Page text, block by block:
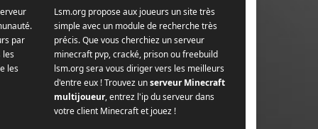
par
les
les
Lsm.org propose aux joueurs un site très
simple avec un module de recherche très
précis. Que vous cherchiez un serveur
minecraft pvp, cracké, prison ou freebuild
lsm.org sera vous diriger vers les meilleurs
d'entre eux ! Trouvez unserveur Minecraft
multijoueur, entrez l'ip du serveur dans
votre client Minecraft et jouez !